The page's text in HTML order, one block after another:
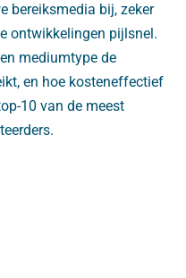
bereiksmedia bij, zeker
ontwikkelingen pijlsnel.
mediumtype de
en hoe kosteneffectief
10 van de meest